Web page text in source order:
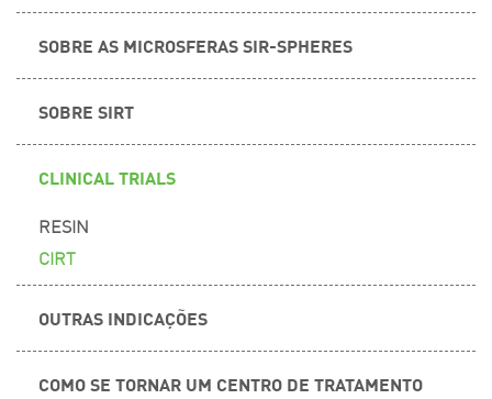
SOBRE AS MICROSFERAS SIR-SPHERES
SOBRE SIRT
CLINICAL TRIALS
RESIN
CIRT
OUTRAS INDICAÇÕES
COMO SE TORNAR UM CENTRO DE TRATAMENTO